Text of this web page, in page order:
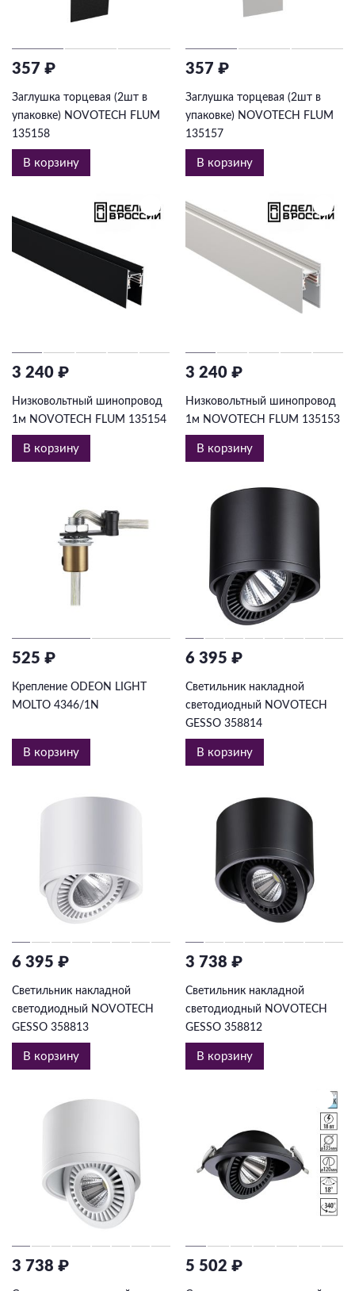
357 ₽
Заглушка торцевая (2шт в
упаковке) NOVOTECH FLUM
135158
В корзину
357 ₽
Заглушка торцевая (2шт в
упаковке) NOVOTECH FLUM
135157
В корзину
3 240 ₽
Низковольтный шинопровод
1м NOVOTECH FLUM 135154
В корзину
3 240 ₽
Низковольтный шинопровод
1м NOVOTECH FLUM 135153
В корзину
525 ₽
Крепление ODEON LIGHT
MOLTO 4346/1N
В корзину
6 395 ₽
Светильник накладной
светодиодный NOVOTECH
GESSO 358814
В корзину
6 395 ₽
Светильник накладной
светодиодный NOVOTECH
GESSO 358813
В корзину
3 738 ₽
Светильник накладной
светодиодный NOVOTECH
GESSO 358812
В корзину
3 738 ₽ 5 502 ₽